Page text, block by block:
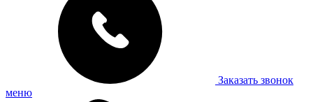
Заказать звонок
меню